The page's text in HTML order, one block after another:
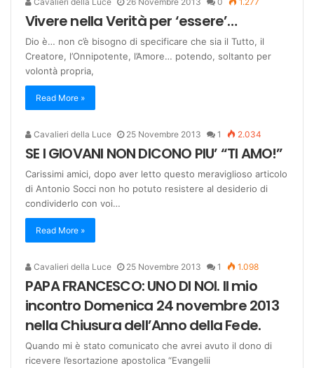
Vivere nella Verità per ‘essere’…
Dio è… non c’è bisogno di specificare che sia il Tutto, il
Creatore, l’Onnipotente, l’Amore… potendo, soltanto per
volontà propria,
Read More »
Cavalieri della Luce 25 Novembre 2013 1 2.034
SE I GIOVANI NON DICONO PIU’ “TI AMO!”
Carissimi amici, dopo aver letto questo meraviglioso articolo
di Antonio Socci non ho potuto resistere al desiderio di
condividerlo con voi…
Read More »
Cavalieri della Luce 25 Novembre 2013 1 1.098
PAPA FRANCESCO: UNO DI NOI. Il mio
incontro Domenica 24 novembre 2013
nella Chiusura dell’Anno della Fede.
Quando mi è stato comunicato che avrei avuto il dono di
ricevere l’esortazione apostolica “Evangelii